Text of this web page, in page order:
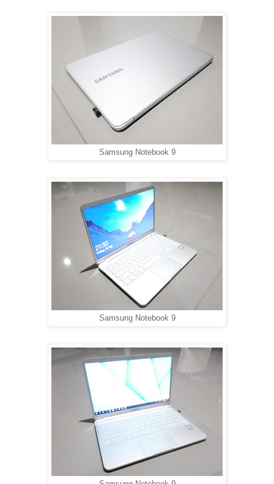
Samsung Notebook 9
Samsung Notebook 9